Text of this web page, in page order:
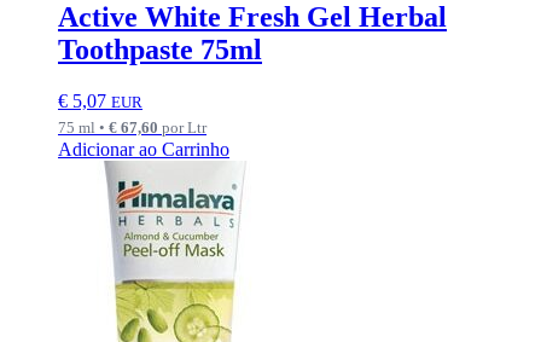
Active White Fresh Gel Herbal
Toothpaste 75ml
€ 5,07 EUR
75 ml • € 67,60 por Ltr
Adicionar ao Carrinho